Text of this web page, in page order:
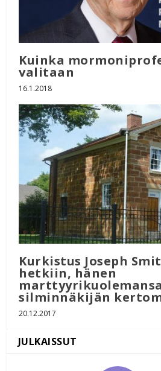
Kuinka
valitaan
16.1.2018
Kurkistus Joseph
hetkiin, hänen
marttyyrikuolemansa
silminnäkijän
20.12.2017